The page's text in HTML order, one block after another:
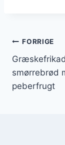
FORRIGE
smørrebrød
peberfrugt